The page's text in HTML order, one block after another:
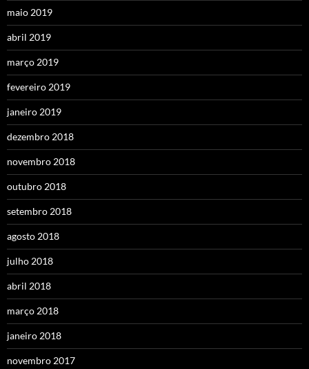
maio 2019
abril 2019
março 2019
fevereiro 2019
janeiro 2019
dezembro 2018
novembro 2018
outubro 2018
setembro 2018
agosto 2018
julho 2018
abril 2018
março 2018
janeiro 2018
novembro 2017